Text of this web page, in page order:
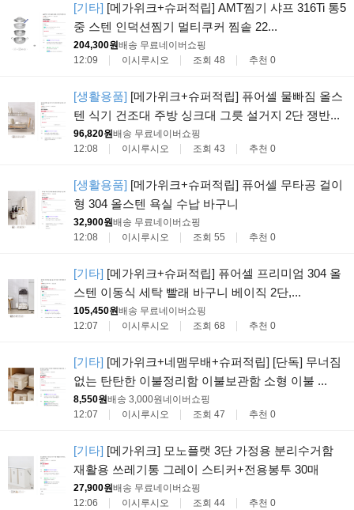
[기타] [메가위크+슈퍼적립] AMT찜기 샤프 316Ti 통5
중 스텐 인덕션찜기 멀티쿠커 찜솥 22...
204,300원배송 무료네이버쇼핑
12:09
이시루시오 조회 48 추천 0
[생활용품] [메가위크+슈퍼적립] 퓨어셀 물빠짐 올스
텐 식기 건조대 주방 싱크대 그릇 설거지 2단 쟁반...
96,820원배송 무료네이버쇼핑
12:08
이시루시오 조회 43 추천 0
[생활용품] [메가위크+슈퍼적립] 퓨어셀 무타공 걸이
형 304 올스텐 욕실 수납 바구니
32,900원배송 무료네이버쇼핑
12:08
이시루시오 조회 55 추천 0
[기타] [메가위크+슈퍼적립] 퓨어셀 프리미엄 304 올
스텐 이동식 세탁 빨래 바구니 베이직 2단,...
105,450원배송 무료네이버쇼핑
12:07
이시루시오 조회 68 추천 0
[기타] [메가위크+네맴무배+슈퍼적립] [단독] 무너짐
없는 탄탄한 이불정리함 이불보관함 소형 이불 ...
8,550원배송 3,000원네이버쇼핑
12:07
이시루시오 조회 47 추천 0
[기타] [메가위크] 모노플랫 3단 가정용 분리수거함
재활용 쓰레기통 그레이 스티커+전용봉투 30매
27,900원배송 무료네이버쇼핑
12:06
이시루시오 조회 44 추천 0